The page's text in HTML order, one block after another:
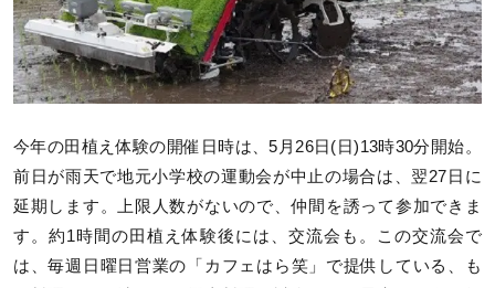
今年の田植え体験の開催日時は、5月26日(日)13時30分開始。
前日が雨天で地元小学校の運動会が中止の場合は、翌27日に
延期します。上限人数がないので、仲間を誘って参加できま
す。約1時間の田植え体験後には、交流会も。この交流会で
は、毎週日曜日営業の「カフェはら笑」で提供している、も